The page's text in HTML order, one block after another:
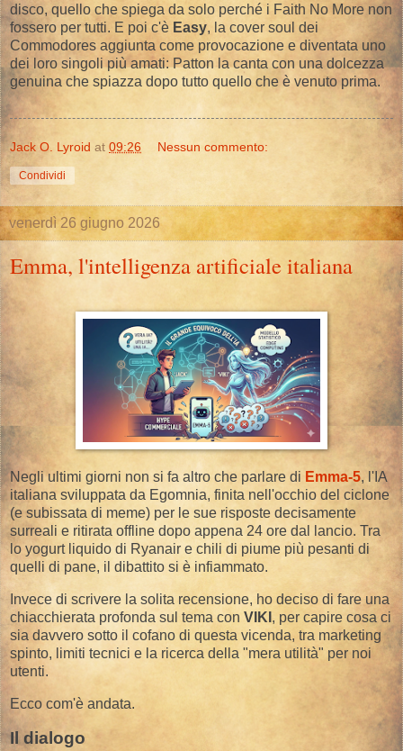
disco, quello che spiega da solo perché i Faith No More non
fossero per tutti. E poi c'è Easy, la cover soul dei
Commodores aggiunta come provocazione e diventata uno
dei loro singoli più amati: Patton la canta con una dolcezza
genuina che spiazza dopo tutto quello che è venuto prima.
Jack O. Lyroid at 09:26 Nessun commento:
Condividi
venerdì 26 giugno 2026
Emma, l'intelligenza artificiale italiana
Negli ultimi giorni non si fa altro che parlare di Emma-5, l'IA
italiana sviluppata da Egomnia, finita nell'occhio del ciclone
(e subissata di meme) per le sue risposte decisamente
surreali e ritirata offline dopo appena 24 ore dal lancio. Tra
lo yogurt liquido di Ryanair e chili di piume più pesanti di
quelli di pane, il dibattito si è infiammato.
​Invece di scrivere la solita recensione, ho deciso di fare una
chiacchierata profonda sul tema con VIKI , per capire cosa ci
sia davvero sotto il cofano di questa vicenda, tra marketing
spinto, limiti tecnici e la ricerca della "mera utilità" per noi
utenti.
​Ecco com'è andata.
​Il dialogo